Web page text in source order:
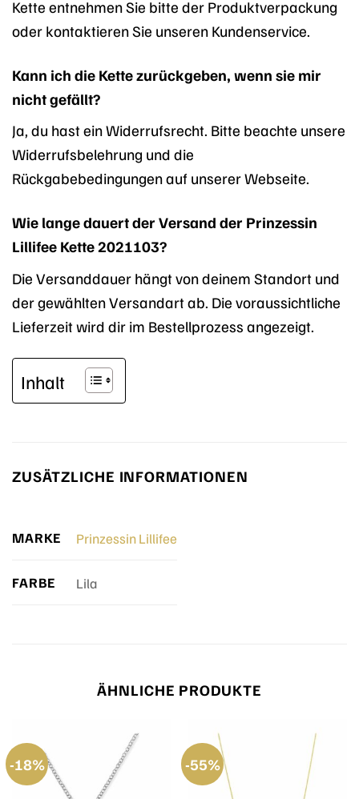
Kette entnehmen Sie bitte der Produktverpackung
oder kontaktieren Sie unseren Kundenservice.
Kann ich die Kette zurückgeben, wenn sie mir
nicht gefällt?
Ja, du hast ein Widerrufsrecht. Bitte beachte unsere
Widerrufsbelehrung und die
Rückgabebedingungen auf unserer Webseite.
Wie lange dauert der Versand der Prinzessin
Lillifee Kette 2021103?
Die Versanddauer hängt von deinem Standort und
der gewählten Versandart ab. Die voraussichtliche
Lieferzeit wird dir im Bestellprozess angezeigt.
Inhalt
ZUSÄTZLICHE INFORMATIONEN
MARKE Prinzessin Lillifee
FARBE Lila
ÄHNLICHE PRODUKTE
-18% -55%